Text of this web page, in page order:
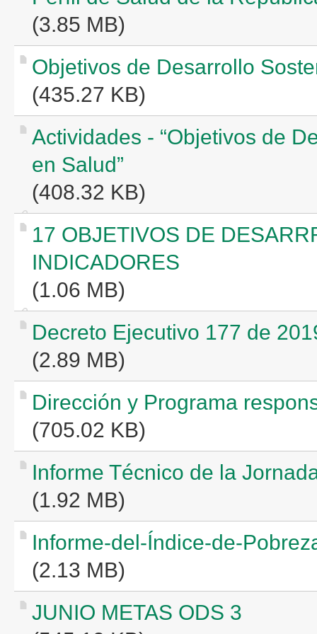
(3.85 MB)
Objetivos de Desarrollo
(435.27 KB)
Actividades - “Objetivos de
en Salud”
(408.32 KB)
17 OBJETIVOS DE
INDICADORES
(1.06 MB)
Decreto Ejecutivo 177 de
(2.89 MB)
Dirección y Programa
(705.02 KB)
Informe Técnico de la
(1.92 MB)
Informe-del-Índice-de-
(2.13 MB)
JUNIO METAS ODS 3